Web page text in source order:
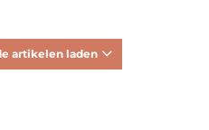
artikelen laden